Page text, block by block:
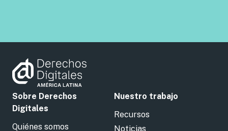
Sobre Derechos
Digitales
Quiénes somos
Nuestro trabajo
Recursos
Noticias